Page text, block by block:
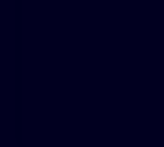
LLYSGENHADON